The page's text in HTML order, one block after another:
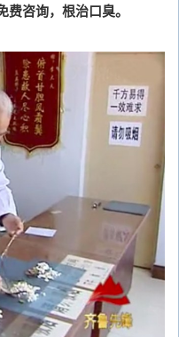
咨询，根治口臭。